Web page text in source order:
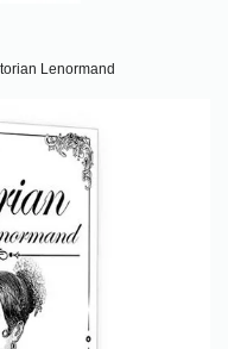
Lenormand